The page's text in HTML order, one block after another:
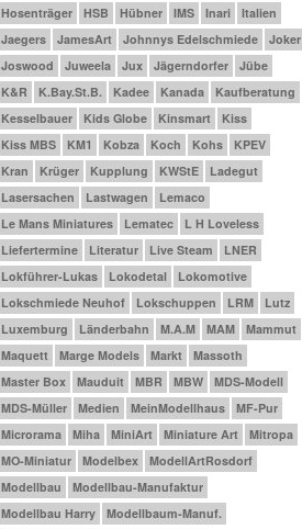
Hosenträger
HSB Hübner IMS Inari
Italien
Jaegers
JamesArt Johnnys Edelschmiede
Joker
Joswood
Juweela Jux Jägerndorfer
Jübe
K&R
K.Bay.St.B. Kadee Kanada
Kaufberatung
Kesselbauer
Kids Globe Kinsmart
Kiss
Kiss MBS
KM1 Kobza Koch Kohs
KPEV
Kran
Krüger Kupplung KWStE
Ladegut
Lasersachen
Lastwagen
Lemaco
Le Mans Miniatures
Lematec
L H Loveless
Liefertermine
Literatur Live Steam
LNER
Lokführer-Lukas
Lokodetal
Lokomotive
Lokschmiede Neuhof
Lokschuppen LRM
Lutz
Luxemburg
Länderbahn M.A.M MAM
Mammut
Maquett
Marge Models Markt
Massoth
Master Box
Mauduit MBR MBW
MDS-Modell
MDS-Müller
Medien MeinModellhaus
MF-Pur
Microrama
Miha MiniArt Miniature Art
Mitropa
MO-Miniatur
Modelbex
ModellArtRosdorf
Modellbau
Modellbau-Manufaktur
Modellbau Harry
Modellbaum-Manuf.